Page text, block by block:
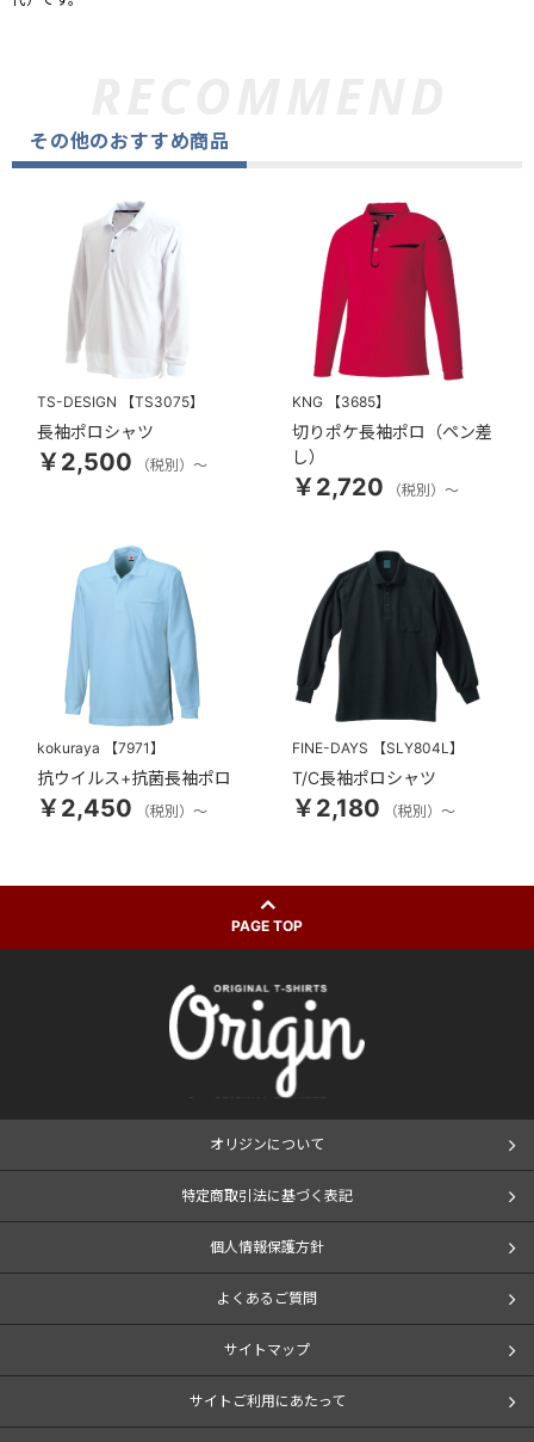
その他のおすすめ商品
TS-DESIGN 【TS3075】
長袖ポロシャツ
￥2,500 （税別）～
KNG 【3685】
切りポケ長袖ポロ（ペン差
し）
￥2,720 （税別）～
kokuraya 【7971】
抗ウイルス+抗菌長袖ポロ
￥2,450 （税別）～
FINE-DAYS 【SLY804L】
T/C長袖ポロシャツ
￥2,180 （税別）～
PAGE TOP
オリジンについて
特定商取引法に基づく表記
個人情報保護方針
よくあるご質問
サイトマップ
サイトご利用にあたって